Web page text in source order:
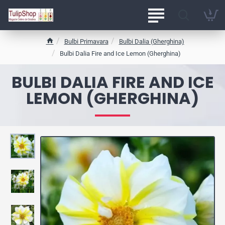
BULBI DALIA FIRE AND ICE
LEMON (GHERGHINA)
o
e
Bulbi Primavara
Bulbi Dalia (Gherghina)
Bulbi Dalia Fire and Ice Lemon (Gherghina)